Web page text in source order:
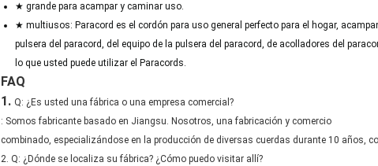
★ grande para acampar y caminar uso.
★ multiusos: Paracord es el cordón para uso general perfecto para el hogar,
pulsera del paracord, del equipo de la pulsera del paracord, de acolladores del
lo que usted puede utilizar el Paracords.
FAQ
1. Q: ¿Es usted una fábrica o una empresa comercial?
: Somos fabricante basado en Jiangsu. Nosotros, una fabricación y comercio
combinado, especializándose en la producción de diversas cuerdas durante 10 años,
2. Q: ¿Dónde se localiza su fábrica? ¿Cómo puedo visitar allí?